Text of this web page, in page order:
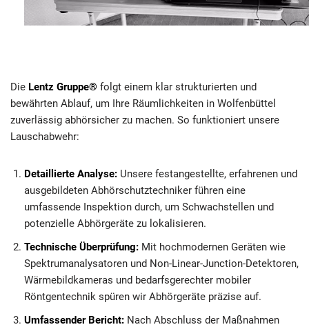
Die Lentz Gruppe® folgt einem klar strukturierten und
bewährten Ablauf, um Ihre Räumlichkeiten in Wolfenbüttel
zuverlässig abhörsicher zu machen. So funktioniert unsere
Lauschabwehr:
Detaillierte Analyse: Unsere festangestellte, erfahrenen und
ausgebildeten Abhörschutztechniker führen eine
umfassende Inspektion durch, um Schwachstellen und
potenzielle Abhörgeräte zu lokalisieren.
Technische Überprüfung: Mit hochmodernen Geräten wie
Spektrumanalysatoren und Non-Linear-Junction-Detektoren,
Wärmebildkameras und bedarfsgerechter mobiler
Röntgentechnik spüren wir Abhörgeräte präzise auf.
Umfassender Bericht: Nach Abschluss der Maßnahmen